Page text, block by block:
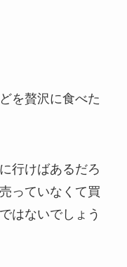
を贅沢に食べた
行けばあるだろ
っていなくて買
はないでしょう